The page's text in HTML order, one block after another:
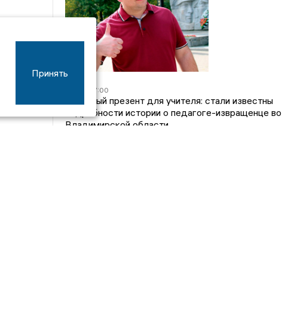
17:00
Странный презент для учителя: стали известны
подробности истории о педагоге-извращенце во
Владимирской области
Принять